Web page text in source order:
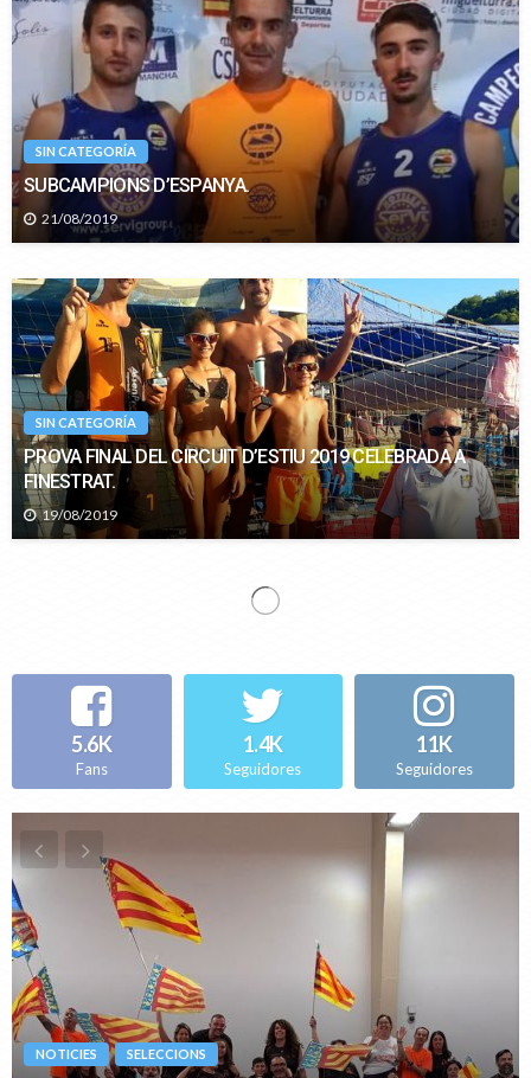
SIN CATEGORÍA
SUBCAMPIONS D’ESPANYA.
21/08/2019
SIN CATEGORÍA
PROVA FINAL DEL CIRCUIT D’ESTIU 2019 CELEBRADA A
FINESTRAT.
19/08/2019
SIN CATEGORÍA
CELEBRADA LA CONCENTRACIÓ DE LES SELECCIONS
AUTONÒMIQUES SUB-15 I SUB-17
06/05/2019
SIN CATEGORÍA